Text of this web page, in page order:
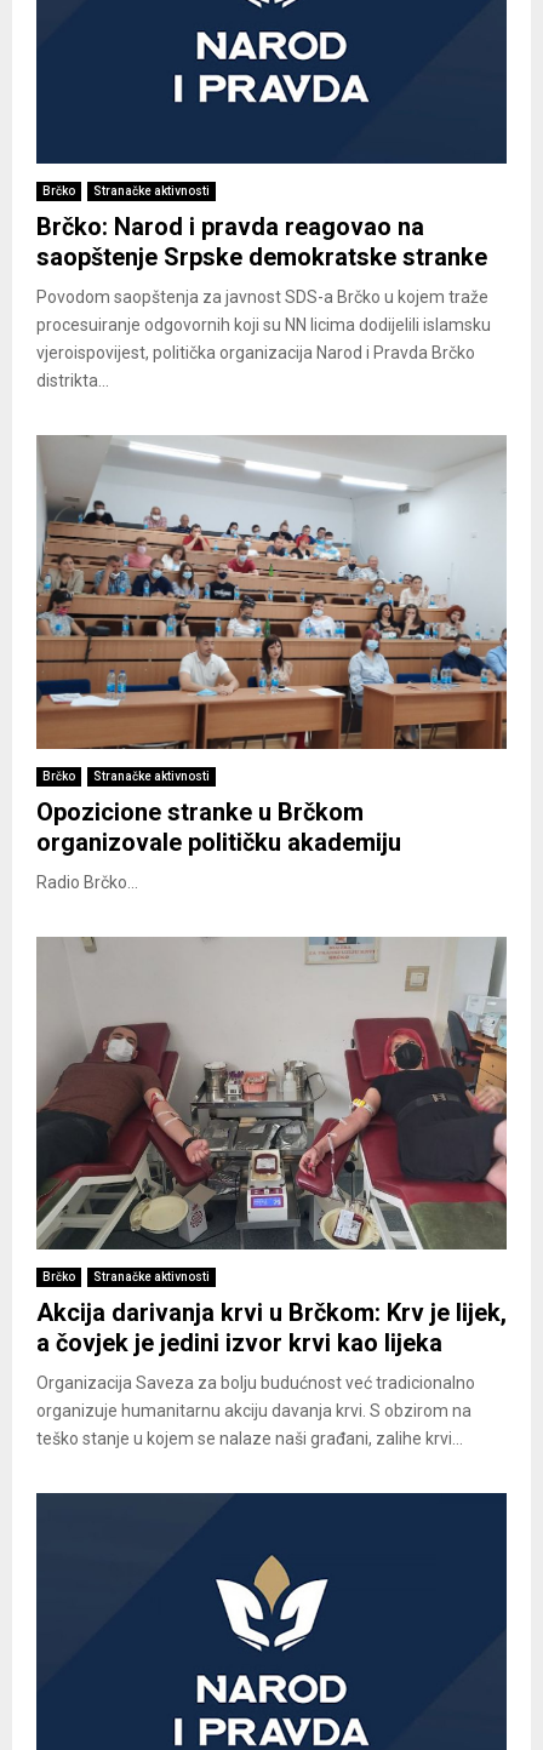
Brčko Stranačke aktivnosti
Brčko: Narod i pravda reagovao na
saopštenje Srpske demokratske stranke
Povodom saopštenja za javnost SDS-a Brčko u kojem traže
procesuiranje odgovornih koji su NN licima dodijelili islamsku
vjeroispovijest, politička organizacija Narod i Pravda Brčko
distrikta...
Brčko Stranačke aktivnosti
Opozicione stranke u Brčkom
organizovale političku akademiju
Radio Brčko...
Brčko Stranačke aktivnosti
Akcija darivanja krvi u Brčkom: Krv je lijek,
a čovjek je jedini izvor krvi kao lijeka
Organizacija Saveza za bolju budućnost već tradicionalno
organizuje humanitarnu akciju davanja krvi. S obzirom na
teško stanje u kojem se nalaze naši građani, zalihe krvi...